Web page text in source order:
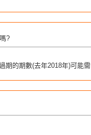
?
期的期數(去年2018年)可能需